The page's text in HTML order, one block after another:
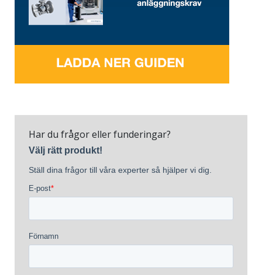
Har du frågor eller funderingar?